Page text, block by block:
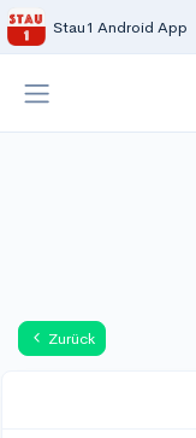
Stau1 Android App
Zurück